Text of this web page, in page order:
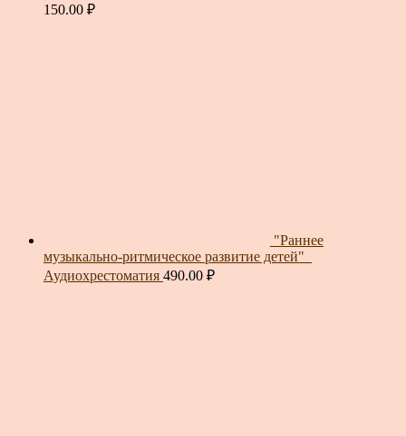
150.00 ₽
"Раннее
музыкально-ритмическое развитие детей"_
Аудиохрестоматия 490.00 ₽